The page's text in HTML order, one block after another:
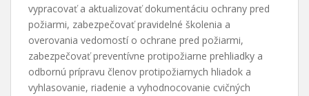
vypracovať a aktualizovať dokumentáciu ochrany pred
požiarmi, zabezpečovať pravidelné školenia a
overovania vedomostí o ochrane pred požiarmi,
zabezpečovať preventívne protipožiarne prehliadky a
odbornú prípravu členov protipožiarnych hliadok a
vyhlasovanie, riadenie a vyhodnocovanie cvičných